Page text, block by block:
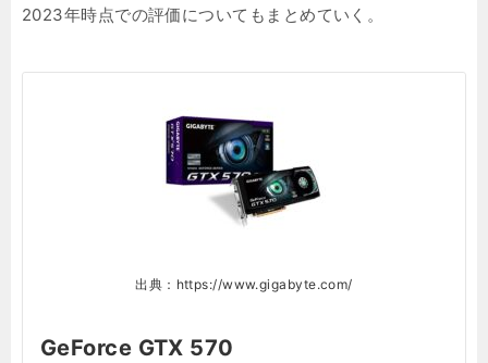
2023年時点での評価についてもまとめていく。
出典：https://www.gigabyte.com/
GeForce GTX 570